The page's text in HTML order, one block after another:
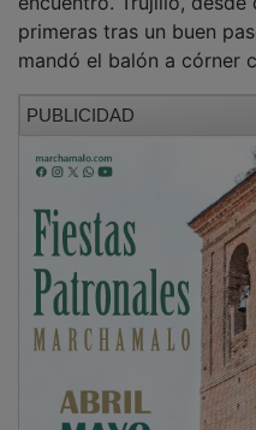
primeras tras un buen
mandó el balón a córner